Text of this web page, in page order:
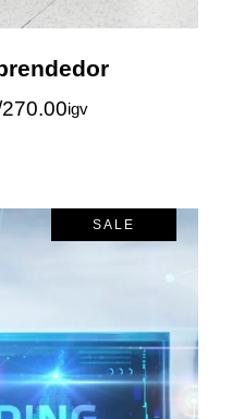
270.00igv
SALE